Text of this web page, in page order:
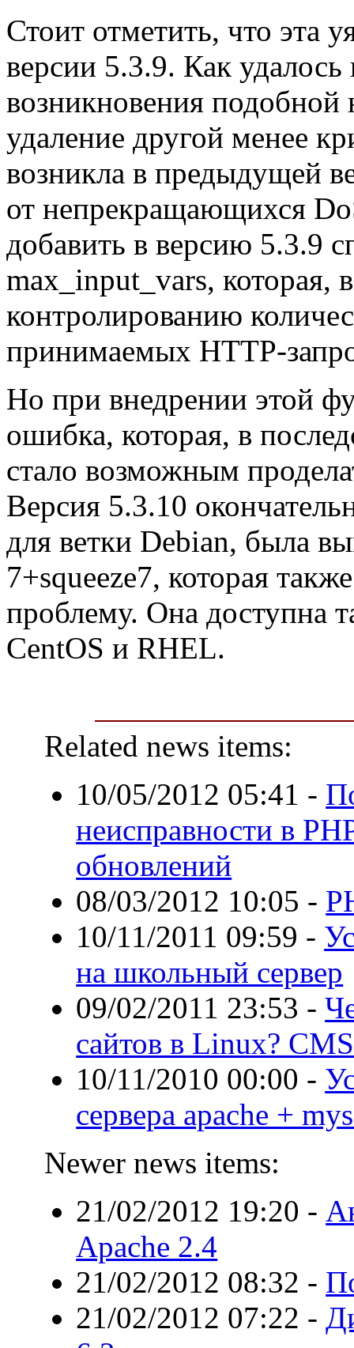
Стоит отметить, что эта
версии 5.3.9. Как
возникновения подобной
удаление другой менее
возникла в предыдущей
от непрекращающихся
добавить в версию 5.3.9
max_input_vars, которая,
контролированию
принимаемых HTTP-
Но при внедрении этой
ошибка, которая, в
стало возможным
Версия 5.3.10
для ветки Debian, была
7+squeeze7, которая
проблему. Она доступна
CentOS и RHEL.
Related news items:
10/05/2012 05:41 -
неисправности в
обновлений
08/03/2012 10:05 -
10/11/2011 09:59 -
на школьный сервер
09/02/2011 23:53 -
сайтов в Linux?
10/11/2010 00:00 -
сервера apache +
Newer news items:
21/02/2012 19:20 -
Apache 2.4
21/02/2012 08:32 -
21/02/2012 07:22 -